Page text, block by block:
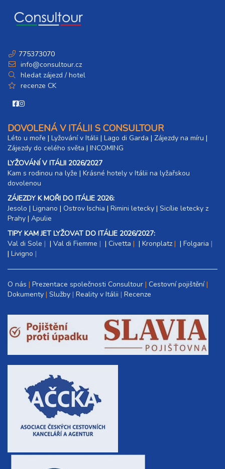
775373070
info@consultour.cz
hledat zájezd / hotel
recenze CK
DOVOLENÁ V ITÁLII S CONSULTOUR
Léto u moře | Lyžování v Itálii | Lago di Garda | Zájezdy na míru |
Zájezdy do celého světa | INCOMING
LYŽOVÁNÍ V ITÁLII 2026/2027
Kam s rodinou na lyže |​ Krásné hotely v Itálii na lyžařskou
dovolenou
ZÁJEZDY K MOŘI DO ITÁLIE 2026:
Jesolo | Lignano | Ostrov Ischia | Rimini letecky | Sicílie letecky z
Prahy | Apulie
TIPY KAM JET LYŽOVAT DO ITÁLIE 2026/2027:
Val di Sole
| Val di Fiemme | Civetta | Kronplatz | Folgaria
| Livigno
O nás Prezentace společnosti Consultour Cestovní pojištění
Dokumenty Služby Reality v Itálii Recenze